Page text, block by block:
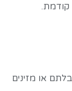
קודמת.
או מזינים